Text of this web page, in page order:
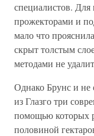
специалистов. Для
прожекторами и
мало что
скрыт толстым
методами не
Однако Брунс и не
из Глазго три
помощью которых
половиной